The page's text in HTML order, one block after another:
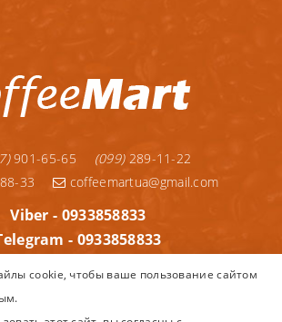
901-65-65 (099)289-11-22
33 coffeemartua@gmail.com
Viber - 0933858833
- 0933858833
- 0933858833
cookie, чтобы ваше пользование сайтом